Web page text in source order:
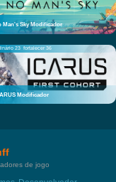
Man's Sky Modificador
23 fortalecer 36
Modificador
de jogo